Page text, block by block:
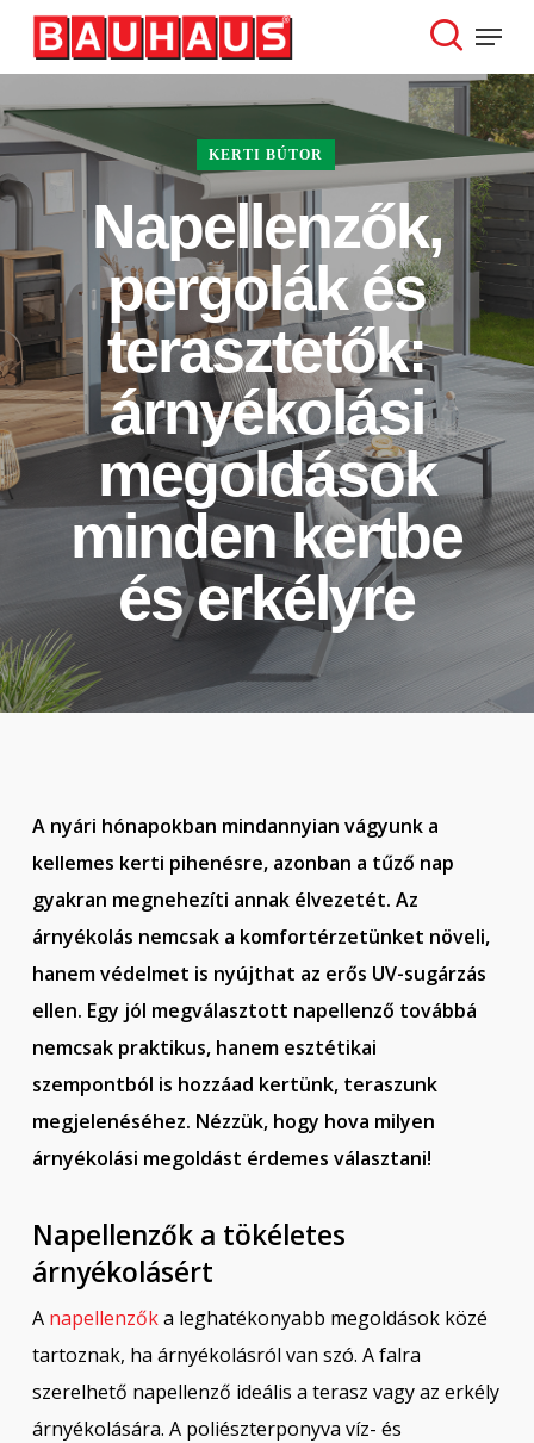
Skip
content
search
Menu
KERTI BÚTOR
Napellenzők,
pergolák és
terasztetők:
árnyékolási
megoldások
minden kertbe
és erkélyre
A nyári hónapokban mindannyian vágyunk a
kellemes kerti pihenésre, azonban a tűző nap
gyakran megnehezíti annak élvezetét. Az
árnyékolás nemcsak a komfortérzetünket növeli,
hanem védelmet is nyújthat az erős UV-sugárzás
ellen. Egy jól megválasztott napellenző továbbá
nemcsak praktikus, hanem esztétikai
szempontból is hozzáad kertünk, teraszunk
megjelenéséhez. Nézzük, hogy hova milyen
árnyékolási megoldást érdemes választani!
Napellenzők a tökéletes
árnyékolásért
A napellenzőka leghatékonyabb megoldások közé
tartoznak, ha árnyékolásról van szó. A falra
szerelhető napellenző ideális a terasz vagy az erkély
árnyékolására. A poliészterponyva víz- és
Close
Menu